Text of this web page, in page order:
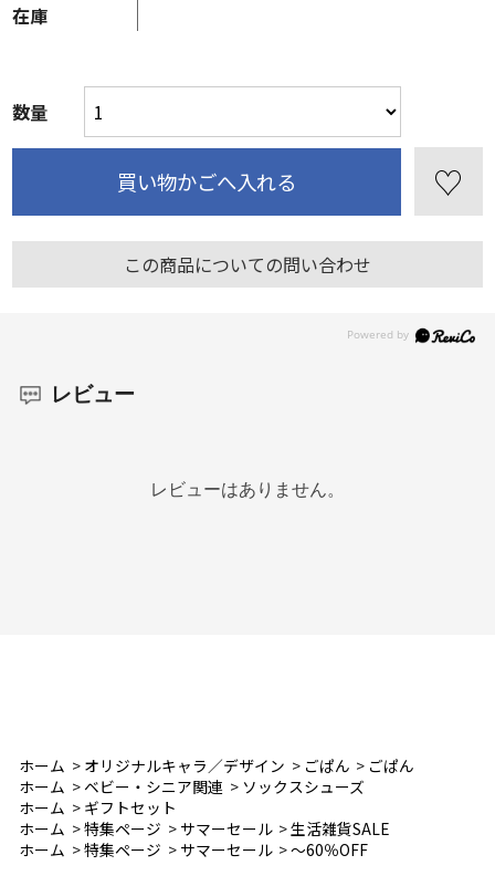
この商品についての問い合わせ
在庫
数量
レビュー
レビューはありません。
ホーム > オリジナルキャラ／デザイン > ごぱん > ごぱん
ホーム > ベビー・シニア関連 > ソックスシューズ
ホーム > ギフトセット
ホーム >特集ページ > サマーセール >生活雑貨SALE
ホーム >特集ページ > サマーセール >～60％OFF